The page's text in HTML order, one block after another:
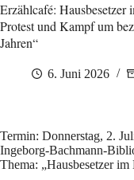
Erzählcafé:
Protest und Kampf um
Jahren“
6. Juni 2026
Termin: Donnerstag, 2.
Ingeborg-Bachmann-
Thema: „Hausbesetzer